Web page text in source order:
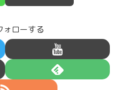
ォローする